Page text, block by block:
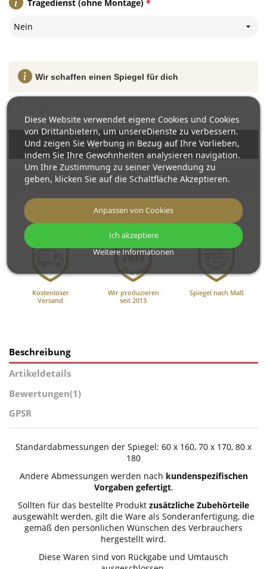
*
Tragedienst (ohne Montage)
Nein
In den Warenkorb
Wir schaffen einen Spiegel für dich
Kostenloser
Versand
Wir produzieren
seit 2013
Spiegel nach Maß
Beschreibung
Artikeldetails
Bewertungen(1)
GPSR
Standardabmessungen der Spiegel: 60 x 160, 70 x 170, 80 x
180
Andere Abmessungen werden nach kundenspezifischen
Vorgaben gefertigt.
Sollten für das bestellte Produkt zusätzliche Zubehörteile
ausgewählt werden, gilt die Ware als Sonderanfertigung, die
gemäß den persönlichen Wünschen des Verbrauchers
hergestellt wird.
Diese Waren sind von Rückgabe und Umtausch
Diese Website verwendet eigene Cookies und Cookies
von Drittanbietern, um unsereDienste zu verbessern.
Und zeigen Sie Werbung in Bezug auf Ihre Vorlieben,
indem Sie Ihre Gewohnheiten analysieren navigation.
Um Ihre Zustimmung zu seiner Verwendung zu
geben, klicken Sie auf die Schaltfläche Akzeptieren.
Weitere Informationen
Anpassen von Cookies
Ich akzeptiere